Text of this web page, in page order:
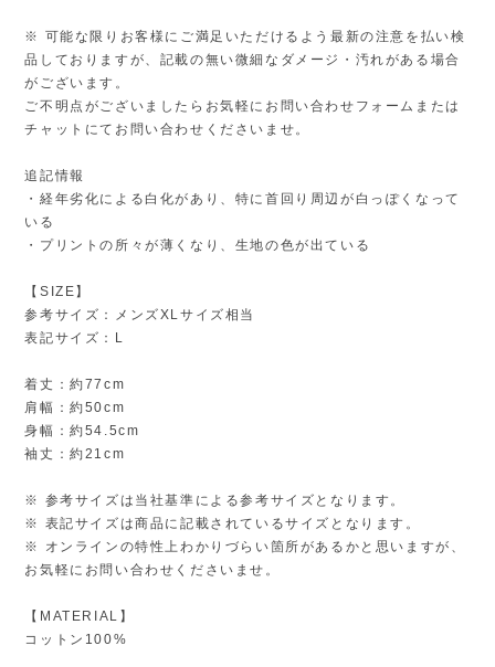
※ 可能な限りお客様にご満足いただけるよう最新の注意を払い検
品しておりますが、記載の無い微細なダメージ・汚れがある場合
がございます。
ご不明点がございましたらお気軽にお問い合わせフォームまたは
チャットにてお問い合わせくださいませ。
追記情報
・経年劣化による白化があり、特に首回り周辺が白っぽくなって
いる
・プリントの所々が薄くなり、生地の色が出ている
【SIZE】
参考サイズ：メンズXLサイズ相当
表記サイズ：L
着丈：約77cm
肩幅：約50cm
身幅：約54.5cm
袖丈：約21cm
※ 参考サイズは当社基準による参考サイズとなります。
※ 表記サイズは商品に記載されているサイズとなります。
※ オンラインの特性上わかりづらい箇所があるかと思いますが、
お気軽にお問い合わせくださいませ。
【MATERIAL】
コットン100%